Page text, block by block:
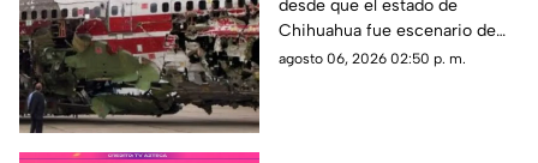
Chihuahua y dejó 32
muertos
desde que el estado de
Chihuahua fue escenario de
una de las tragedias aéreas
agosto 06, 2026 02:50 p. m.